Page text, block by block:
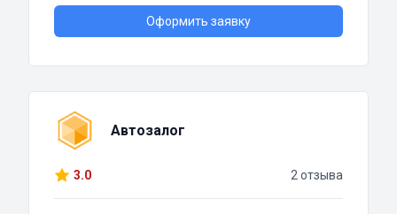
Оформить заявку
Автозалог
3.0 2 отзыва